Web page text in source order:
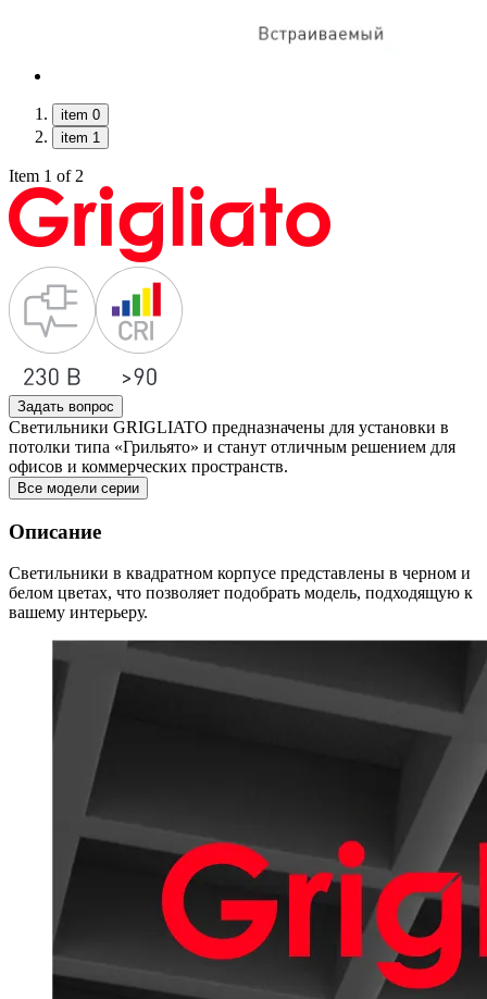
item 0
item 1
Item 1 of 2
Задать вопрос
Светильники GRIGLIATO предназначены для установки в
потолки типа «Грильято» и станут отличным решением для
офисов и коммерческих пространств.
Все модели серии
Описание
Светильники в квадратном корпусе представлены в черном и
белом цветах, что позволяет подобрать модель, подходящую к
вашему интерьеру.